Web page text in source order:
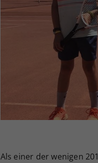
Als einer der wenigen